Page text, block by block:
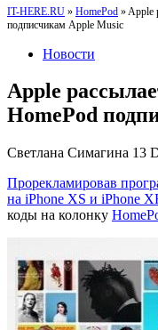
IT-HERE.RU » HomePod » Apple
подписчикам Apple Music
Новости
Apple
HomePod
Светлана Симагина 13
Прорекламировав
на iPhone XS и iPhone
коды на колонку